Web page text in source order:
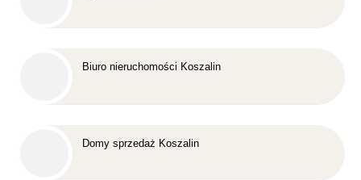
Biuro nieruchomości Koszalin
Domy sprzedaż Koszalin